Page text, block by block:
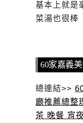
基本上就是
菜湯也很棒
60家嘉義
總連結>>
廳推薦總整
茶 晚餐 宵